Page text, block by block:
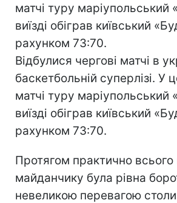
матчі туру маріупольський
виїзді обіграв київський
рахунком 73:70.
Відбулися чергові матчі в
баскетбольній суперлізі. У
матчі туру маріупольський
виїзді обіграв київський
рахунком 73:70.
Протягом практично всього
майданчику була рівна
невеликою перевагою